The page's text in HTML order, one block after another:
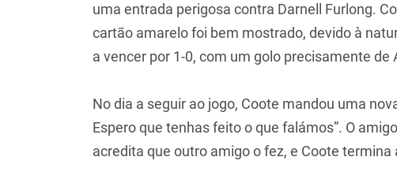
uma entrada perigosa contra Darnell Furlong.
cartão amarelo foi bem mostrado, devido à
a vencer por 1-0, com um golo precisamente de
No dia a seguir ao jogo, Coote mandou uma
Espero que tenhas feito o que falámos”. O
acredita que outro amigo o fez, e Coote termina